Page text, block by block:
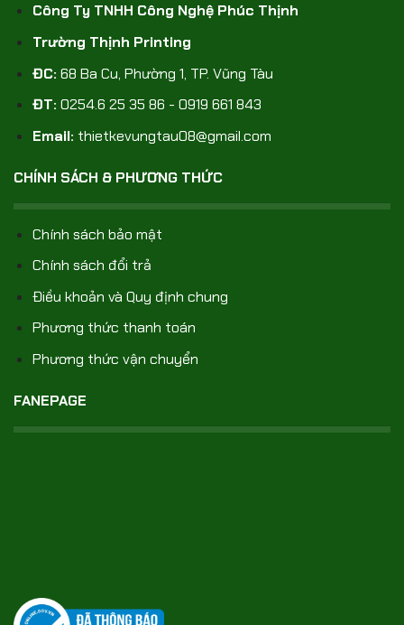
Công Ty TNHH Công Nghệ Phúc Thịnh
Trường Thịnh Printing
ĐC: 68 Ba Cu, Phường 1, TP. Vũng Tàu
ĐT: 0254.6 25 35 86 - 0919 661 843
Email: thietkevungtau08@gmail.com
CHÍNH SÁCH & PHƯƠNG THỨC
Chính sách bảo mật
Chính sách đổi trả
Điều khoản và Quy định chung
Phương thức thanh toán
Phương thức vận chuyển
FANEPAGE